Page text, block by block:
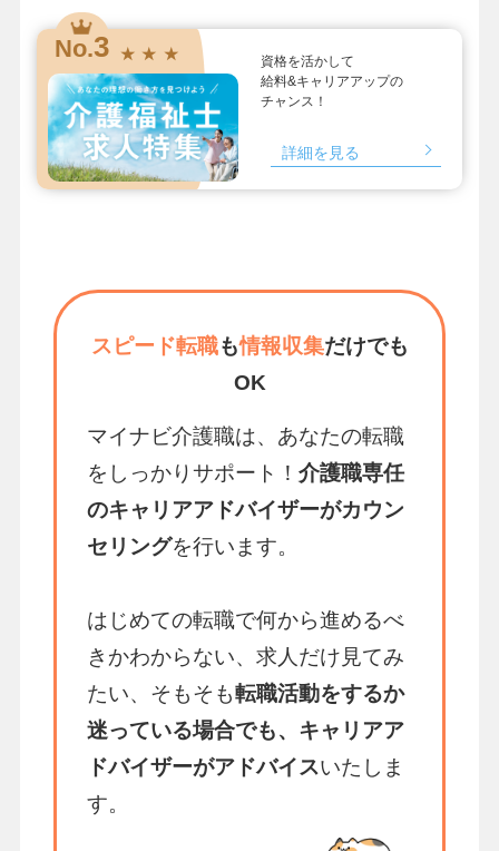
No.3 ★ ★ ★
資格を活かして
給料&キャリアアップの
チャンス！
詳細を見る
スピード転職も情報収集だけでも
OK
マイナビ介護職は、あなたの転職
をしっかりサポート！ 介護職専任
のキャリアアドバイザーがカウン
セリングを行います。
はじめての転職で何から進めるべ
きかわからない、求人だけ見てみ
たい、そもそも転職活動をするか
迷っている場合でも、キャリアア
ドバイザーがアドバイスいたしま
す。